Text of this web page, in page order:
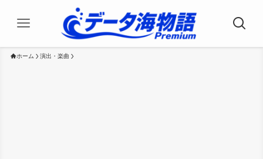
ホーム 演出・楽曲